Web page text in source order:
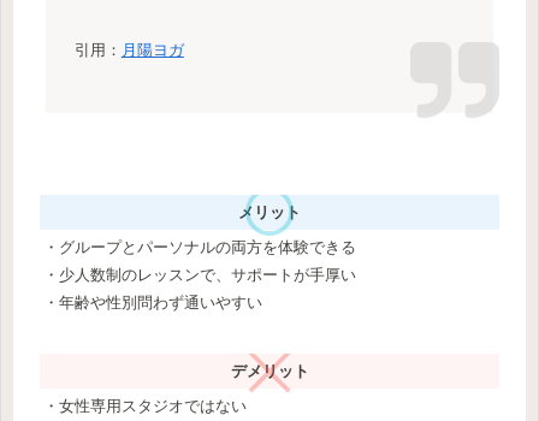
引用： 月陽ヨガ
メリット
・グループとパーソナルの両方を体験できる
・少人数制のレッスンで、サポートが手厚い
・年齢や性別問わず通いやすい
デメリット
・女性専用スタジオではない